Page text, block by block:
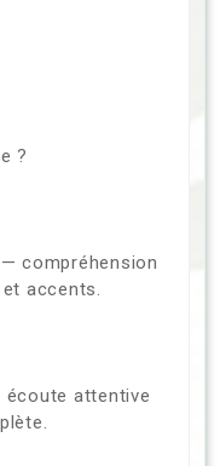
?
compréhension
accents.
écoute attentive